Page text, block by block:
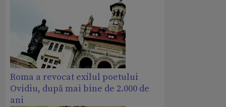
Roma a revocat exilul poetului
Ovidiu, după mai bine de 2.000 de
ani